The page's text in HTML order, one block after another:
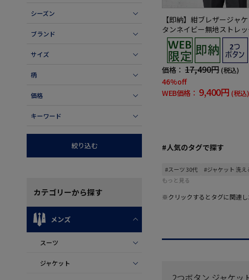
シーズン
ブランド
サイズ
柄
価格
キーワード
絞り込む
カテゴリーから探す
メンズ
スーツ
ジャケット
【即納】紺ブレザージャ
タンネイビー無地ストレ
ボタン通年【WEB限定】
ップ対応】
価格： 17,490円 (税込)
46%off
WEB価格： 9,400円 (税込)
#人気のタグで探す
#スーツ 30代 #ジャケット 洗え
もっと見る
※クリックするとタグに関連し
2つボタン ジャケッ